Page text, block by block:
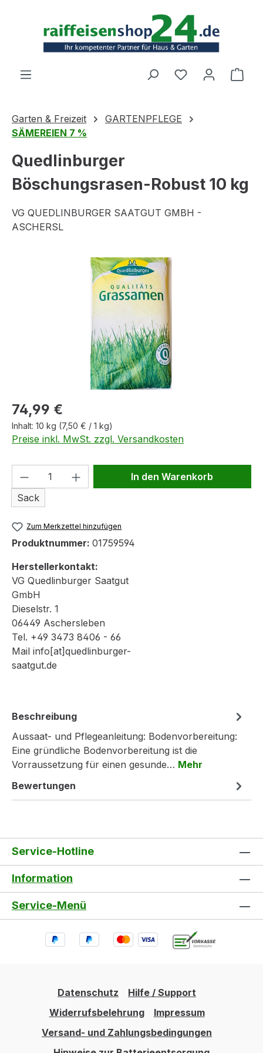
Garten & Freizeit
GARTENPFLEGE
SÄMEREIEN 7 %
Quedlinburger
Böschungsrasen-Robust 10 kg
VG QUEDLINBURGER SAATGUT GMBH -
ASCHERSL
Bildergalerie überspringen
Regulärer Preis:
74,99 €
Inhalt: 10 kg (7,50 € / 1 kg)
Preise inkl. MwSt. zzgl. Versandkosten
Produkt Anzahl: Gib den
Sack
In den Warenkorb
Zum Merkzettel hinzufügen
Produktnummer: 01759594
Herstellerkontakt:
VG Quedlinburger Saatgut
GmbH
Dieselstr. 1
06449 Aschersleben
Tel. +49 3473 8406 - 66
Mail info[at]quedlinburger-
saatgut.de
Beschreibung
Aussaat- und Pflegeanleitung: Bodenvorbereitung:
Eine gründliche Bodenvorbereitung ist die
Vorraussetzung für einen gesunde… Mehr
Bewertungen
Service-Hotline
Information
Service-Menü
Datenschutz
Hilfe / Support
Widerrufsbelehrung
Impressum
Versand- und Zahlungsbedingungen